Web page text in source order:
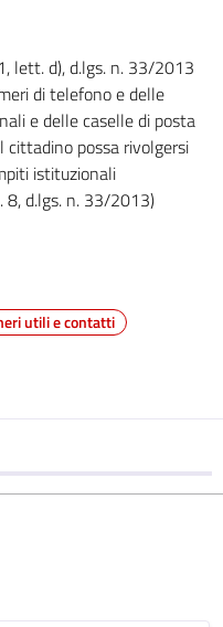
lett. d), d.lgs. n. 33/2013
di telefono e delle
e delle caselle di posta
possa rivolgersi
istituzionali
8, d.lgs. n. 33/2013)
utili e contatti